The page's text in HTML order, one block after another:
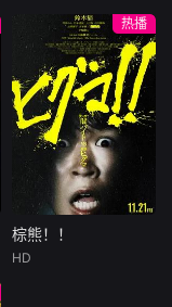
瞬间拥有顶配人
生。
周汉宁
男人（黄渤
饰）和女人（倪妮
饰）飞机同时落
地，入住同一家酒
店，成为一墙之隔
的邻居。不够隔音
的房间暴露了男人
和女人因生活暂停
陷入的困境，健
康、家庭、婚姻、
热播
棕熊！！
棕熊！！
HD